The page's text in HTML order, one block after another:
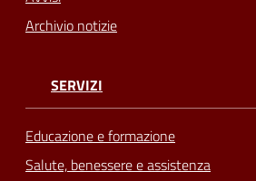
Archivio notizie
SERVIZI
Educazione e formazione
Salute, benessere e assistenza